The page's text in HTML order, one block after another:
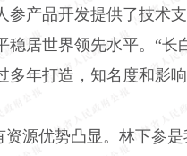
参产品开发提供了技术
稳居世界领先水平。“长
多年打造，知名度和影
源优势凸显。林下参是